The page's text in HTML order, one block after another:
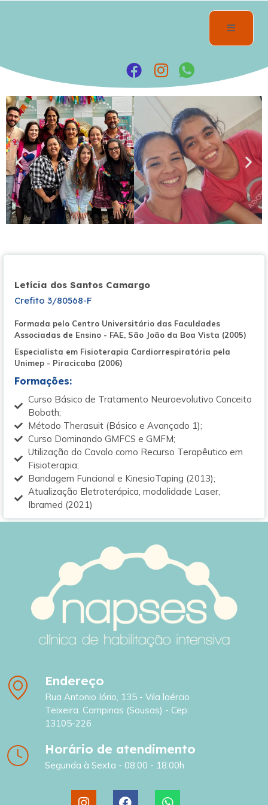
Letícia dos Santos Camargo
Crefito 3/80568-F
Formada pelo Centro Universitário das Faculdades
Associadas de Ensino - FAE, São João da Boa Vista (2005)
Especialista em Fisioterapia Cardiorrespiratória pela
Unimep - Piracicaba (2006)
Formações:
Curso Básico de Tratamento Neuroevolutivo Conceito
Bobath;
Método Therasuit (Básico e Avançado 1);
Curso Dominando GMFCS e GMFM;
Utilização do Cavalo como Recurso Terapêutico em
Fisioterapia;
Bandagem Funcional e KinesioTaping (2013);
Atualização Eletroterápica, modalidade Laser,
Ibramed (2021)
Endereço
Rua Antonio Iório, 135 - Vila laércio
Teixeira. Campinas (Sousas) - Cep:
13105-226
Horário de atendimento
Segunda à Sexta - 08:00 - 18:00h